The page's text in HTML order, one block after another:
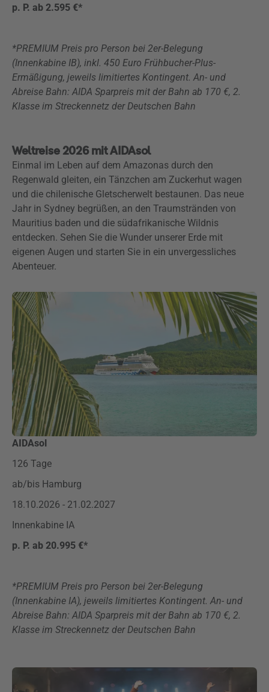
p. P. ab 2.595 €*
*PREMIUM Preis pro Person bei 2er-Belegung
(Innenkabine IB), inkl. 450 Euro Frühbucher-Plus-
Ermäßigung, jeweils limitiertes Kontingent. An- und
Abreise Bahn: AIDA Sparpreis mit der Bahn ab 170 €, 2.
Klasse im Streckennetz der Deutschen Bahn
Weltreise 2026 mit AIDAsol
Einmal im Leben auf dem Amazonas durch den
Regenwald gleiten, ein Tänzchen am Zuckerhut wagen
und die chilenische Gletscherwelt bestaunen. Das neue
Jahr in Sydney begrüßen, an den Traumstränden von
Mauritius baden und die südafrikanische Wildnis
entdecken. Sehen Sie die Wunder unserer Erde mit
eigenen Augen und starten Sie in ein unvergessliches
Abenteuer.
AIDAsol
126 Tage
ab/bis Hamburg
18.10.2026 - 21.02.2027
Innenkabine IA
p. P. ab 20.995 €*
*PREMIUM Preis pro Person bei 2er-Belegung
(Innenkabine IA), jeweils limitiertes Kontingent. An- und
Abreise Bahn: AIDA Sparpreis mit der Bahn ab 170 €, 2.
Klasse im Streckennetz der Deutschen Bahn